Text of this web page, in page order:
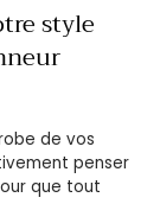
style
de vos
penser
que tout